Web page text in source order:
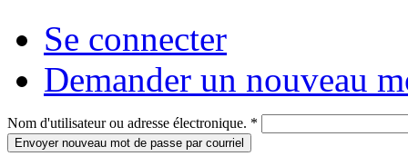
Se connecter
Demander un nouveau
Nom d'utilisateur ou adresse électronique. *